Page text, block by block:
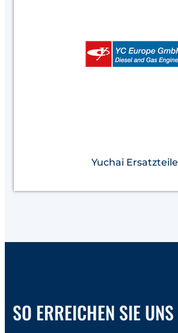
Yuchai Ersatzteile
SO ERREICHEN SIE UNS